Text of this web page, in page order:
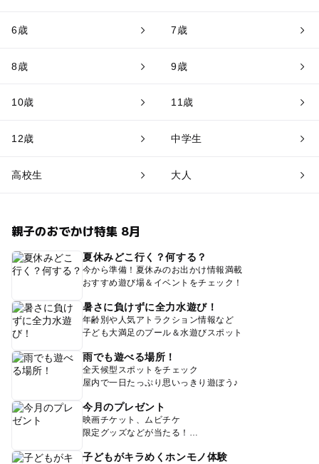
6歳 7歳
8歳 9歳
10歳 11歳
12歳 中学生
高校生 大人
親子のおでかけ特集 8月
夏休みどこ行く？何する？
今から準備！夏休みのお出かけ情報満載
おすすめ遊び場＆イベントをチェック！
暑さに負けずに全力水遊び！
年齢別や人気アトラクション情報など
子ども大満足のプール＆水遊びスポット
雨でも遊べる場所！
全天候型スポットをチェック
屋内で一日たっぷり思いっきり遊ぼう♪
今月のプレゼント
映画チケット、ムビチケ
限定グッズなどが当たる！
子どもがキラめくホンモノ体験